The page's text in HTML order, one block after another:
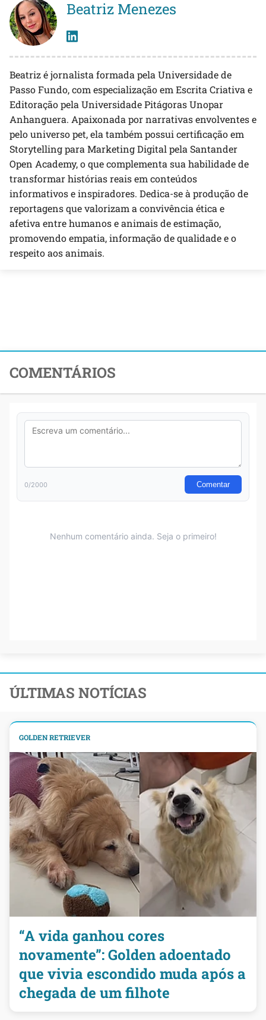
Beatriz Menezes
Beatriz é jornalista formada pela Universidade de
Passo Fundo, com especialização em Escrita Criativa e
Editoração pela Universidade Pitágoras Unopar
Anhanguera. Apaixonada por narrativas envolventes e
pelo universo pet, ela também possui certificação em
Storytelling para Marketing Digital pela Santander
Open Academy, o que complementa sua habilidade de
transformar histórias reais em conteúdos
informativos e inspiradores. Dedica-se à produção de
reportagens que valorizam a convivência ética e
afetiva entre humanos e animais de estimação,
promovendo empatia, informação de qualidade e o
respeito aos animais.
COMENTÁRIOS
ÚLTIMAS NOTÍCIAS
GOLDEN RETRIEVER
“A vida ganhou cores
novamente”: Golden adoentado
que vivia escondido muda após a
chegada de um filhote